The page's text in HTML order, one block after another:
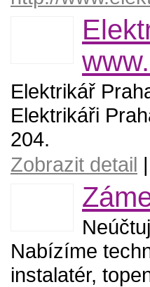
Elektrikář
Elektrikáři
204.
Zobrazit detail
Nabízíme
instalatér,